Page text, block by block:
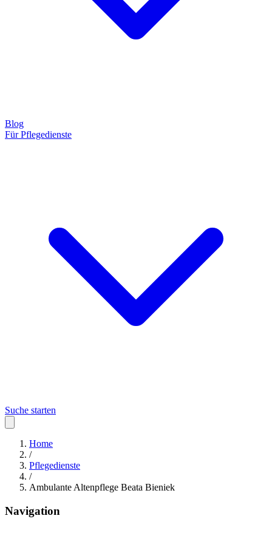
Blog
Für Pflegedienste
Suche starten
Home
/
Pflegedienste
/
Ambulante Altenpflege Beata Bieniek
Navigation